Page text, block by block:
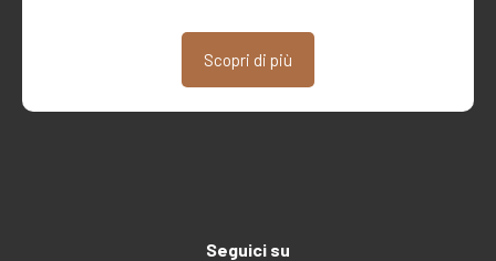
Scopri di più
Seguici su